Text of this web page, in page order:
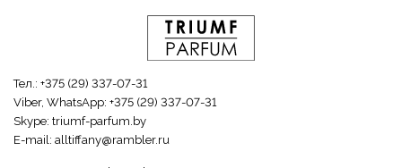
Тел.: +375 (29) 337-07-31
Viber, WhatsApp: +375 (29) 337-07-31
Skype: triumf-parfum.by
E-mail: alltiffany@rambler.ru